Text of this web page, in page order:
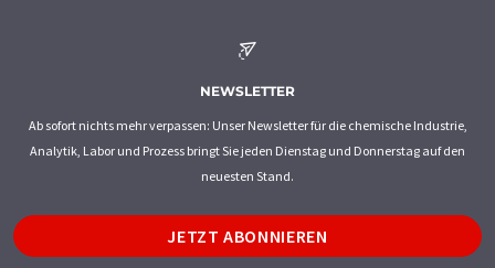
NEWSLETTER
Ab sofort nichts mehr verpassen: Unser Newsletter für die chemische Industrie,
Analytik, Labor und Prozess bringt Sie jeden Dienstag und Donnerstag auf den
neuesten Stand.
JETZT ABONNIEREN